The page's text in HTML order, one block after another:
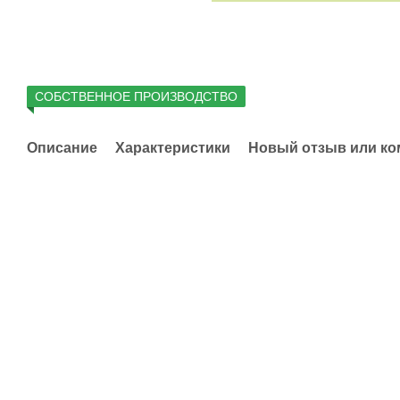
СОБСТВЕННОЕ ПРОИЗВОДСТВО
Описание Характеристики Новый отзыв или